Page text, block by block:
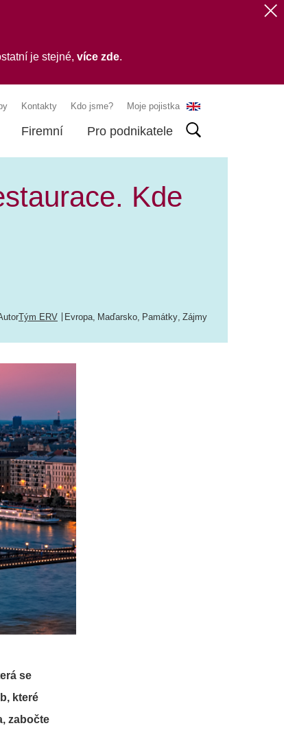
je stejné, více zde.
Kontakty Kdo jsme? Moje pojistka
Firemní Pro podnikatele
Kde
Tým ERV Evropa, Maďarsko, Památky, Zájmy
se
které
zabočte